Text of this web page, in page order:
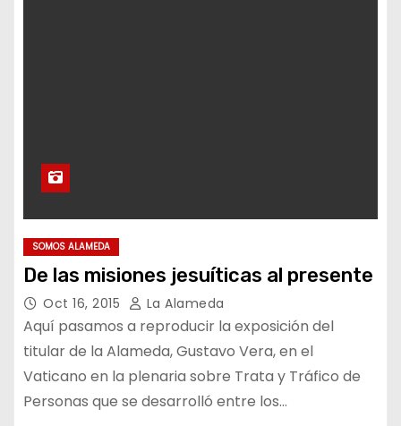
SOMOS ALAMEDA
De las misiones jesuíticas al presente
Oct 16, 2015 La Alameda
Aquí pasamos a reproducir la exposición del
titular de la Alameda, Gustavo Vera, en el
Vaticano en la plenaria sobre Trata y Tráfico de
Personas que se desarrolló entre los…